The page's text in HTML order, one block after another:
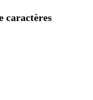
caractères